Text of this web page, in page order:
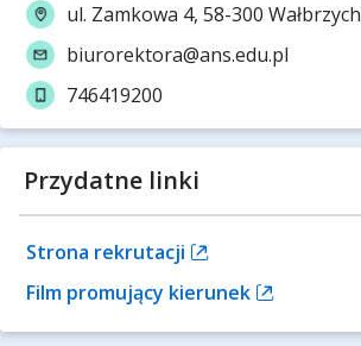
ul. Zamkowa 4, 58-300 Wałbrzych
biurorektora@ans.edu.pl
746419200
Przydatne linki
Strona rekrutacji
Film promujący kierunek